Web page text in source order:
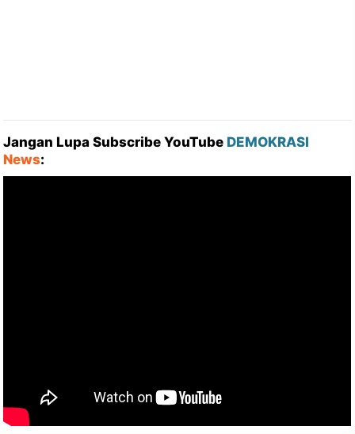
Jangan Lupa Subscribe YouTube DEMOKRASI
News: